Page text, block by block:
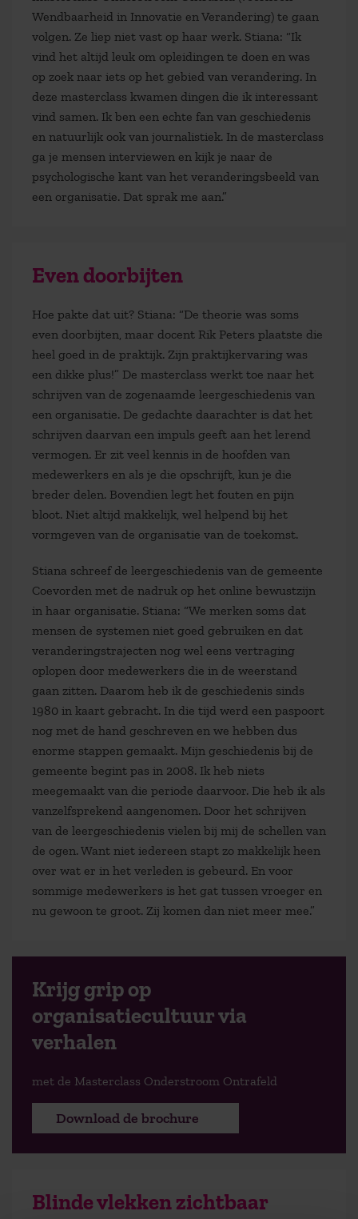
Wendbaarheid in Innovatie en Verandering) te gaan
volgen. Ze liep niet vast op haar werk. Stiana: “Ik
vind het altijd leuk om opleidingen te doen en was
op zoek naar iets op het gebied van verandering. In
deze masterclass kwamen dingen die ik interessant
vind samen. Ik ben een echte fan van geschiedenis
en natuurlijk ook van journalistiek. In de masterclass
ga je mensen interviewen en kijk je naar de
psychologische kant van het veranderingsbeeld van
een organisatie. Dat sprak me aan.”
Even doorbijten
Hoe pakte dat uit? Stiana: “De theorie was soms
even doorbijten, maar docent Rik Peters plaatste die
heel goed in de praktijk. Zijn praktijkervaring was
een dikke plus!” De masterclass werkt toe naar het
schrijven van de zogenaamde leergeschiedenis van
een organisatie. De gedachte daarachter is dat het
schrijven daarvan een impuls geeft aan het lerend
vermogen. Er zit veel kennis in de hoofden van
medewerkers en als je die opschrijft, kun je die
breder delen. Bovendien legt het fouten en pijn
bloot. Niet altijd makkelijk, wel helpend bij het
vormgeven van de organisatie van de toekomst.
Stiana schreef de leergeschiedenis van de gemeente
Coevorden met de nadruk op het online bewustzijn
in haar organisatie. Stiana: “We merken soms dat
mensen de systemen niet goed gebruiken en dat
veranderingstrajecten nog wel eens vertraging
oplopen door medewerkers die in de weerstand
gaan zitten. Daarom heb ik de geschiedenis sinds
1980 in kaart gebracht. In die tijd werd een paspoort
nog met de hand geschreven en we hebben dus
enorme stappen gemaakt. Mijn geschiedenis bij de
gemeente begint pas in 2008. Ik heb niets
meegemaakt van die periode daarvoor. Die heb ik als
vanzelfsprekend aangenomen. Door het schrijven
van de leergeschiedenis vielen bij mij de schellen van
de ogen. Want niet iedereen stapt zo makkelijk heen
over wat er in het verleden is gebeurd. En voor
sommige medewerkers is het gat tussen vroeger en
nu gewoon te groot. Zij komen dan niet meer mee.”
Krijg grip op
organisatiecultuur via
verhalen
met de Masterclass Onderstroom Ontrafeld
Download de brochure
Blinde vlekken zichtbaar